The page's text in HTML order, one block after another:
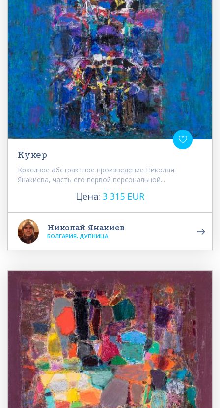
Кукер
Красивое абстрактное произведение Николая
Янакиева, часть его первой персональной...
Цена: 3 315 EUR
Николай Янакиев
БОЛГАРИЯ, ДУПНИЦА